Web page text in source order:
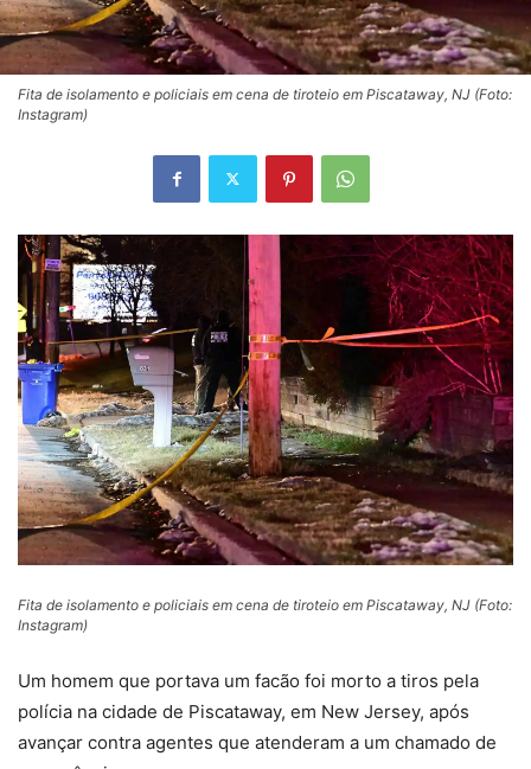
Fita de isolamento e policiais em cena de tiroteio em Piscataway, NJ (Foto:
Instagram)
Fita de isolamento e policiais em cena de tiroteio em Piscataway, NJ (Foto:
Instagram)
Um homem que portava um facão foi morto a tiros pela
polícia na cidade de Piscataway, em New Jersey, após
avançar contra agentes que atenderam a um chamado de